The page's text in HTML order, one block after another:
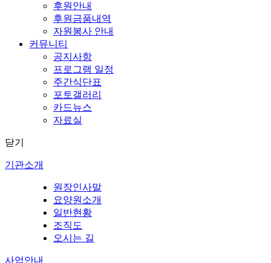
후원안내
후원금품내역
자원봉사 안내
커뮤니티
공지사항
프로그램 일정
주간식단표
포토갤러리
카드뉴스
자료실
닫기
기관소개
원장인사말
요양원소개
일반현황
조직도
오시는 길
사업안내